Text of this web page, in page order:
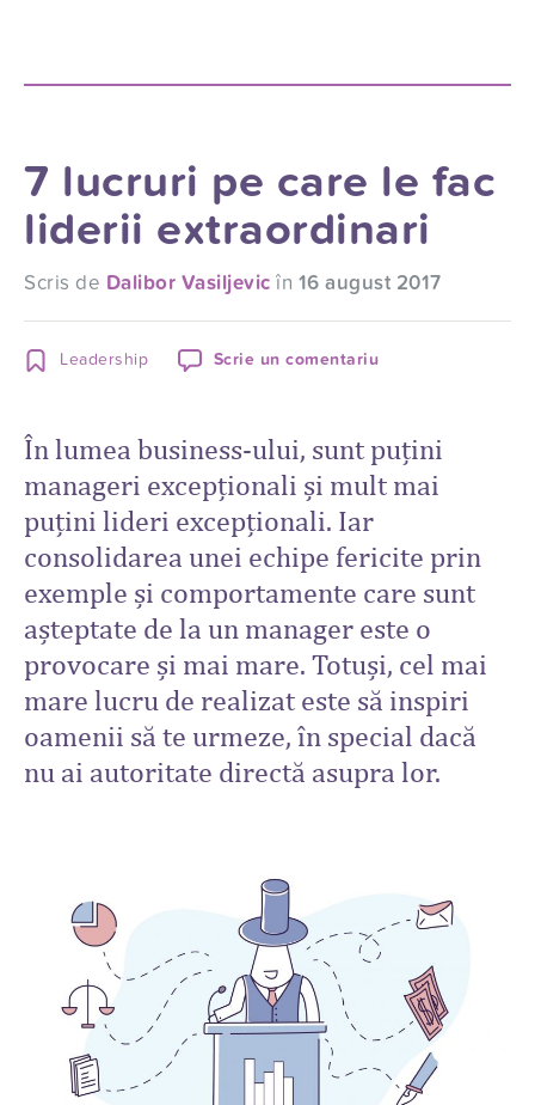
7 lucruri pe care le fac
liderii extraordinari
Scris de Dalibor Vasiljevic în 16 august 2017
Leadership Scrie un comentariu
În lumea business-ului, sunt puțini
manageri excepționali și mult mai
puțini lideri excepționali. Iar
consolidarea unei echipe fericite prin
exemple și comportamente care sunt
așteptate de la un manager este o
provocare și mai mare. Totuși, cel mai
mare lucru de realizat este să inspiri
oamenii să te urmeze, în special dacă
nu ai autoritate directă asupra lor.